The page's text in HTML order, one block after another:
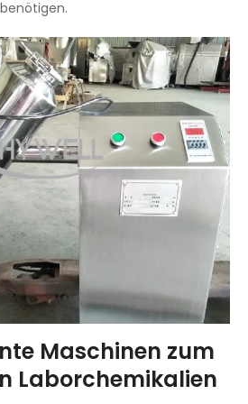
Maschinen zum
Laborchemikalien